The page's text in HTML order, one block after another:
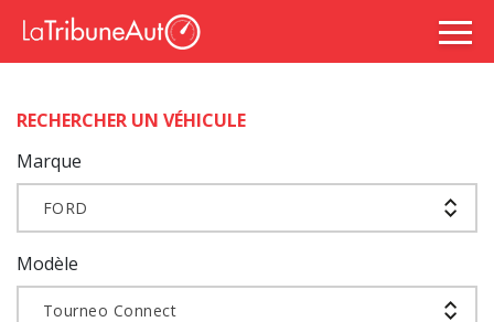
RECHERCHER UN VÉHICULE
Marque
FORD
Modèle
Tourneo Connect